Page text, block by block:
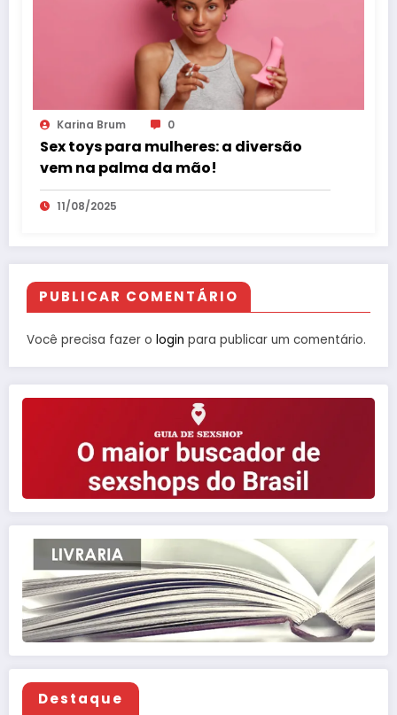
Karina Brum 0
Sex toys para mulheres: a diversão
vem na palma da mão!
11/08/2025
PUBLICAR COMENTÁRIO
Você precisa fazer o login para publicar um comentário.
Destaque